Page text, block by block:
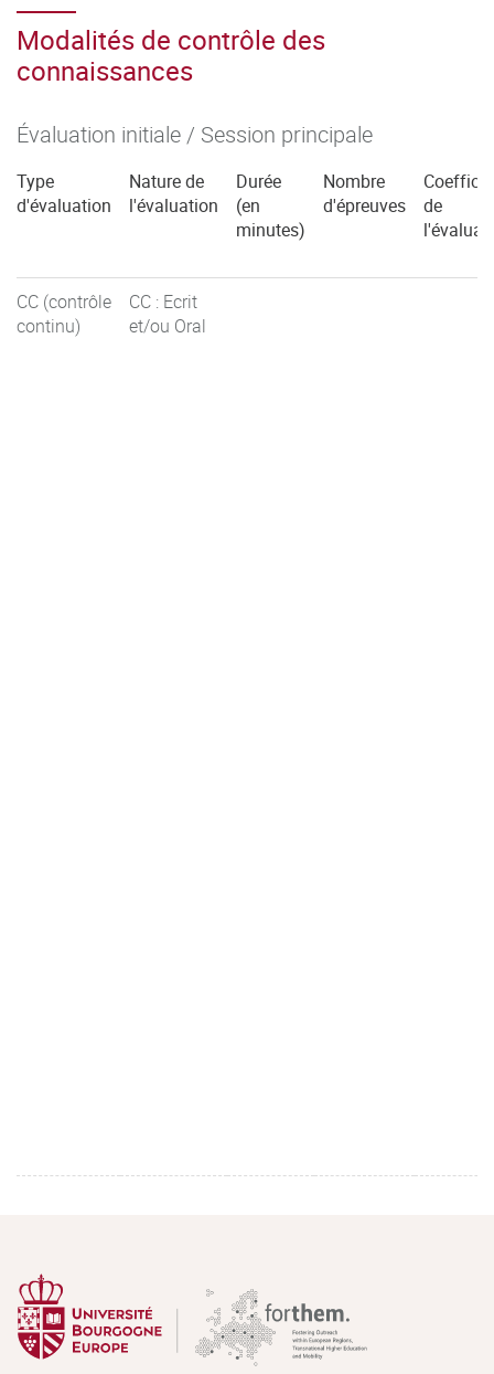
Modalités de contrôle des
connaissances
Évaluation initiale / Session principale
Type
d'évaluation
Nature de
l'évaluation
Durée
(en
minutes)
Nombre
d'épreuves
de
CC (contrôle
continu)
CC : Ecrit
et/ou Oral